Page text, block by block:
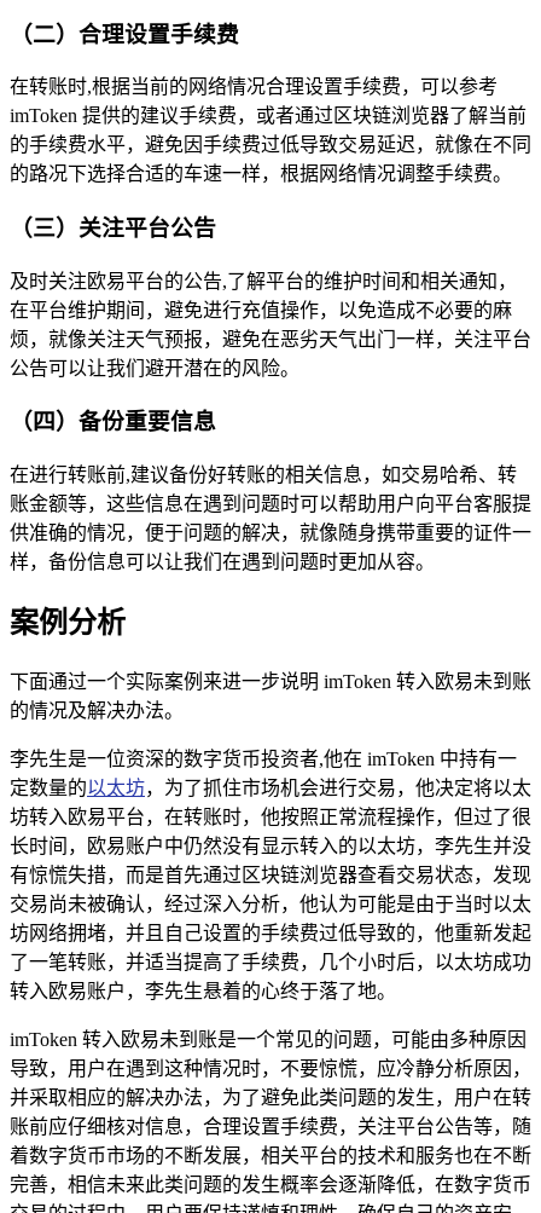
（二）合理设置手续费
在转账时,根据当前的网络情况合理设置手续费，可以参考
imToken 提供的建议手续费，或者通过区块链浏览器了解当前
的手续费水平，避免因手续费过低导致交易延迟，就像在不同
的路况下选择合适的车速一样，根据网络情况调整手续费。
（三）关注平台公告
及时关注欧易平台的公告,了解平台的维护时间和相关通知，
在平台维护期间，避免进行充值操作，以免造成不必要的麻
烦，就像关注天气预报，避免在恶劣天气出门一样，关注平台
公告可以让我们避开潜在的风险。
（四）备份重要信息
在进行转账前,建议备份好转账的相关信息，如交易哈希、转
账金额等，这些信息在遇到问题时可以帮助用户向平台客服提
供准确的情况，便于问题的解决，就像随身携带重要的证件一
样，备份信息可以让我们在遇到问题时更加从容。
案例分析
下面通过一个实际案例来进一步说明 imToken 转入欧易未到账
的情况及解决办法。
李先生是一位资深的数字货币投资者,他在 imToken 中持有一
定数量的以太坊，为了抓住市场机会进行交易，他决定将以太
坊转入欧易平台，在转账时，他按照正常流程操作，但过了很
长时间，欧易账户中仍然没有显示转入的以太坊，李先生并没
有惊慌失措，而是首先通过区块链浏览器查看交易状态，发现
交易尚未被确认，经过深入分析，他认为可能是由于当时以太
坊网络拥堵，并且自己设置的手续费过低导致的，他重新发起
了一笔转账，并适当提高了手续费，几个小时后，以太坊成功
转入欧易账户，李先生悬着的心终于落了地。
imToken 转入欧易未到账是一个常见的问题，可能由多种原因
导致，用户在遇到这种情况时，不要惊慌，应冷静分析原因，
并采取相应的解决办法，为了避免此类问题的发生，用户在转
账前应仔细核对信息，合理设置手续费，关注平台公告等，随
着数字货币市场的不断发展，相关平台的技术和服务也在不断
完善，相信未来此类问题的发生概率会逐渐降低，在数字货币